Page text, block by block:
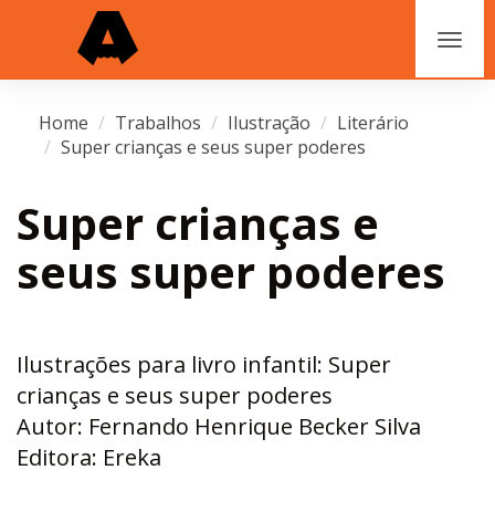
Home Trabalhos Ilustração
Literário
Super crianças e seus super poderes
Super crianças e
seus super poderes
Ilustrações para livro infantil: Super
crianças e seus super poderes
Autor: Fernando Henrique Becker Silva
Editora: Ereka